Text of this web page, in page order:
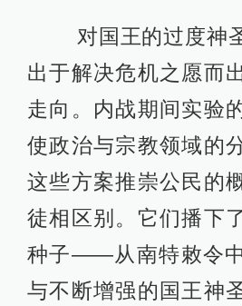
对国王的过度神圣
出于解决危机之愿而
走向。内战期间实验
使政治与宗教领域的
这些方案推崇公民的
徒相区别。它们播下
种子——从南特敕令中
与不断增强的国王神